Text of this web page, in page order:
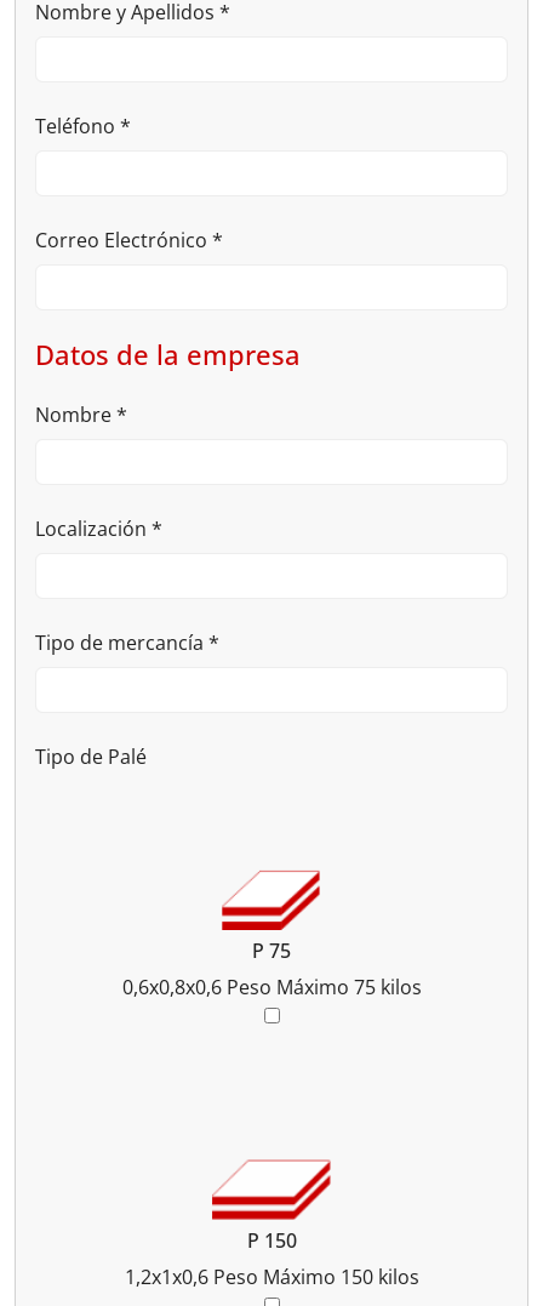
Nombre y Apellidos *
Teléfono *
Correo Electrónico *
Datos de la empresa
Nombre*
Localización *
Tipo de mercancía *
Tipo de Palé
P 75
0,6x0,8x0,6 Peso Máximo 75 kilos
P 150
1,2x1x0,6 Peso Máximo 150 kilos